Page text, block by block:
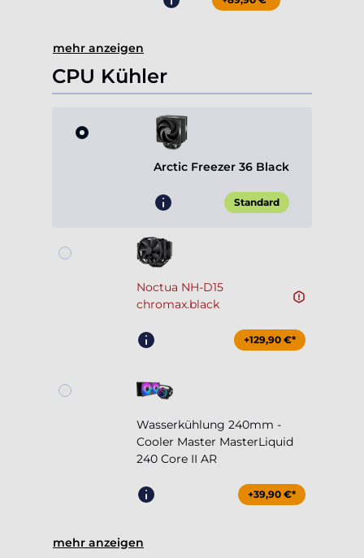
mehr anzeigen
CPU Kühler
Arctic Freezer 36 Black
Standard
Noctua NH-D15
chromax.black
+129,90 €*
Wasserkühlung 240mm -
Cooler Master MasterLiquid
240 Core II AR
+39,90 €*
mehr anzeigen